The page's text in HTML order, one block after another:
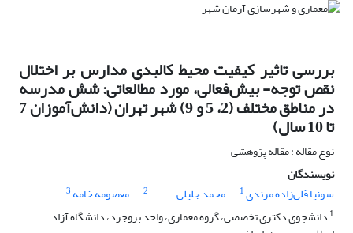
بررسی تاثیر کیفیت محیط کالبدی مدارس بر اختلال
نقص توجه- بیش‌فعالی، مورد مطالعاتی: شش مدرسه
در مناطق مختلف (2، 5 و 9) شهر تهران (دانش‌آموزان 7
تا 10 سال)
نوع مقاله : مقاله پژوهشی
نویسندگان
سونیا قلی‌زاده مرندی1 محمد جلیلی 2 معصومه خامه 3
1 دانشجوی دکتری تخصصی، گروه معماری، واحد بروجرد، دانشگاه آزاد